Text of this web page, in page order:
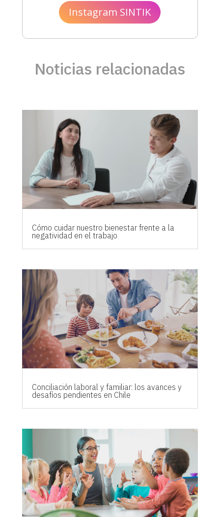
Instagram SINTIK
Noticias relacionadas
Cómo cuidar nuestro bienestar frente a la
negatividad en el trabajo
Conciliación laboral y familiar: los avances y
desafíos pendientes en Chile